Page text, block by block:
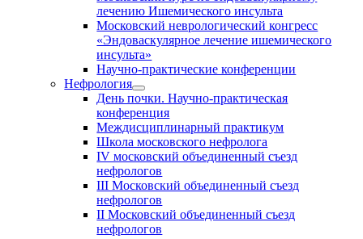
лечению Ишемического инсульта
Московский неврологический конгресс
«Эндоваскулярное лечение ишемического
инсульта»
Научно-практические конференции
Нефрология
День почки. Научно-практическая
конференция
Междисциплинарный практикум
Школа московского нефролога
IV московский объединенный съезд
нефрологов
III Московский объединенный съезд
нефрологов
II Московский объединенный съезд
нефрологов